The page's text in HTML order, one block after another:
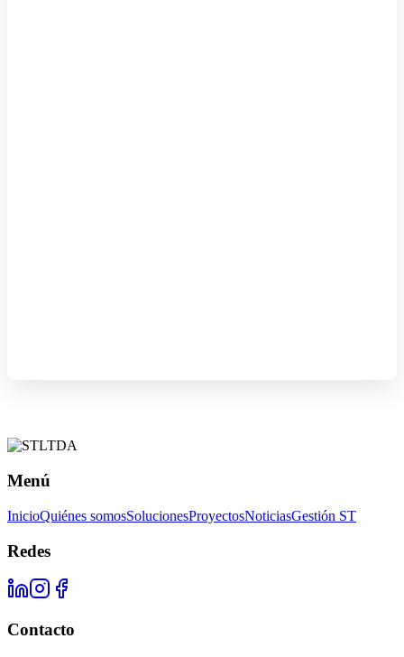
Menú
InicioQuiénes somosSolucionesProyectosNoticiasGestión ST
Redes
Contacto